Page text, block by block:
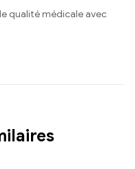
qualité médicale avec